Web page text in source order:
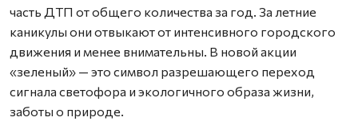
часть ДТП от общего количества за год. За летние
каникулы они отвыкают от интенсивного городского
движения и менее внимательны. В новой акции
«зеленый» — это символ разрешающего переход
сигнала светофора и экологичного образа жизни,
заботы о природе.